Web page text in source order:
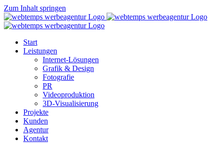
Zum Inhalt springen
Start
Leistungen
Internet-Lösungen
Grafik & Design
Fotografie
PR
Videoproduktion
3D-Visualisierung
Projekte
Kunden
Agentur
Kontakt